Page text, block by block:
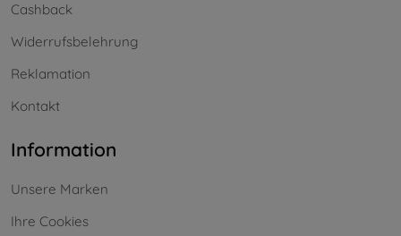
Cashback
Widerrufsbelehrung
Reklamation
Kontakt
Information
Unsere Marken
Ihre Cookies